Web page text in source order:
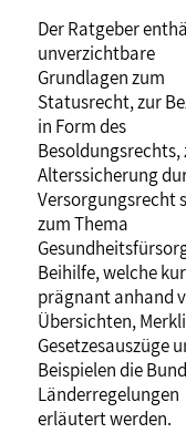
Der Ratgeber
unverzichtbare
Grundlagen zum
Statusrecht, zur
in Form des
Besoldungsrechts,
Alterssicherung
Versorgungsrecht
zum Thema
Beihilfe, welche
prägnant anhand
Übersichten,
Gesetzesauszüge
Beispielen die
Länderregelungen
erläutert werden.